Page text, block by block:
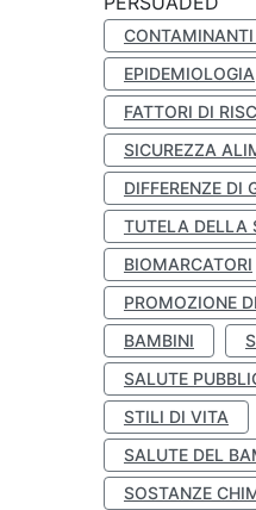
EPIDEMIOLOGIA
FATTORI DI
SICUREZZA
DIFFERENZE DI
TUTELA DELLA
BIOMARCATORI
PROMOZIONE
BAMBINI
SALUTE
STILI DI VITA
SALUTE DEL
SOSTANZE